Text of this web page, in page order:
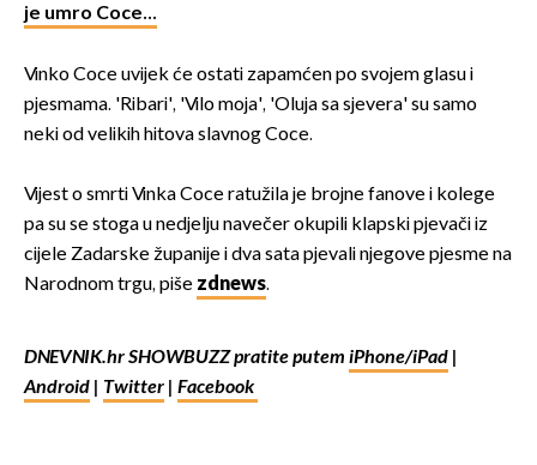
je umro Coce...
Vinko Coce uvijek će ostati zapamćen po svojem glasu i
pjesmama. 'Ribari', 'Vilo moja', 'Oluja sa sjevera' su samo
neki od velikih hitova slavnog Coce.
Vijest o smrti Vinka Coce ratužila je brojne fanove i kolege
pa su se stoga u nedjelju navečer okupili klapski pjevači iz
cijele Zadarske županije i dva sata pjevali njegove pjesme na
Narodnom trgu, piše zdnews.
DNEVNIK.hr SHOWBUZZ pratite putem iPhone/iPad |
Android | Twitter | Facebook